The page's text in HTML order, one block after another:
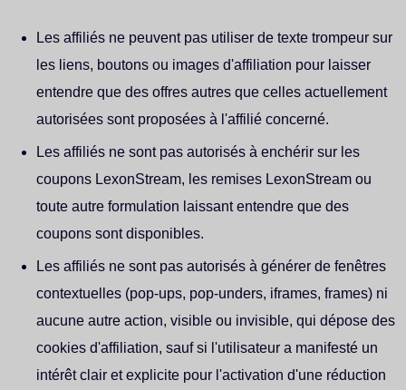
Les affiliés ne peuvent pas utiliser de texte trompeur sur
les liens, boutons ou images d'affiliation pour laisser
entendre que des offres autres que celles actuellement
autorisées sont proposées à l'affilié concerné.
Les affiliés ne sont pas autorisés à enchérir sur les
coupons LexonStream, les remises LexonStream ou
toute autre formulation laissant entendre que des
coupons sont disponibles.
Les affiliés ne sont pas autorisés à générer de fenêtres
contextuelles (pop-ups, pop-unders, iframes, frames) ni
aucune autre action, visible ou invisible, qui dépose des
cookies d'affiliation, sauf si l'utilisateur a manifesté un
intérêt clair et explicite pour l'activation d'une réduction